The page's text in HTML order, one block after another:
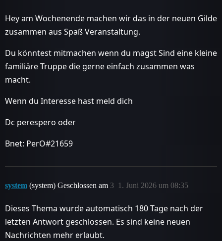
Hey am Wochenende machen wir das in der neuen Gilde
zusammen aus Spaß Veranstaltung.
Du könntest mitmachen wenn du magst Sind eine kleine
familiäre Truppe die gerne einfach zusammen was
macht.
Wenn du Interesse hast meld dich
Dc perespero oder
Bnet: PerO#21659
system (system) Geschlossen am 1. Juni 2026 um 08:35
3
Dieses Thema wurde automatisch 180 Tage nach der
letzten Antwort geschlossen. Es sind keine neuen
Nachrichten mehr erlaubt.